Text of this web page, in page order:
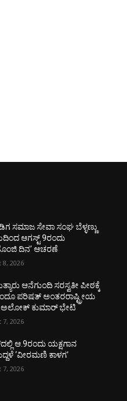
ಸಮಾಜ ಸೇವಾ ಸಂಘ ಬೆಳ್ಳಣ್ಣು
ಆಗಸ್ಟ್ 9ರಂದು
ದಿನ’ ಆಚರಣೆ
8, 2026
ಆನೆಗುಂದಿ ಸರಸ್ವತೀ ಪೀಠಕ್ಕೆ
ಪರಿಷತ್ ಅಂತರರಾಷ್ಟ್ರೀಯ
ಅಲೋಕ್ ಕುಮಾರ್ ಭೇಟಿ
7, 2026
ಆ.9ರಂದು ಯಕ್ಷಗಾನ
‘ವೀರಮಣಿ ಕಾಳಗ’
7, 2026